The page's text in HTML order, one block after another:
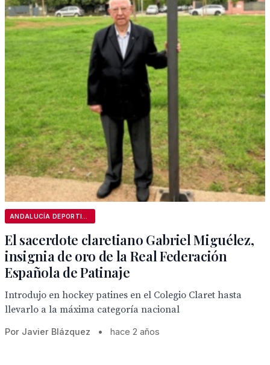
El sacerdote claretiano Gabriel Miguélez,
insignia de oro de la Real Federación
Española de Patinaje
Introdujo en hockey patines en el Colegio Claret hasta
llevarlo a la máxima categoría nacional
Por Javier Blázquez • hace 2 años